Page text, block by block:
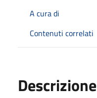
A cura di
Contenuti correlati
Descrizione